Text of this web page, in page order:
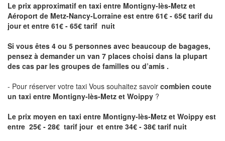
Le prix approximatif en taxi entre Montigny-lès-Metz et
Aéroport de Metz-Nancy-Lorraine est entre 61€ - 65€ tarif du
jour et entre 61€ - 65€ tarif nuit
Si vous êtes 4 ou 5 personnes avec beaucoup de bagages,
pensez à demander un van 7 places choisi dans la plupart
des cas par les groupes de familles ou d’amis .
- Pour réserver votre taxi Vous souhaitez savoir combien coute
un taxi entre Montigny-lès-Metz et Woippy ?
Le prix moyen en taxi entre Montigny-lès-Metz et Woippy est
entre 25€ - 28€ tarif jour et entre 34€ - 38€ tarif nuit